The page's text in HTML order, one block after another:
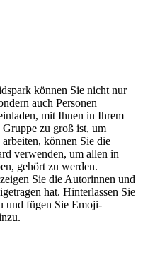
können Sie nicht nur
auch Personen
mit Ihnen in Ihrem
zu groß ist, um
können Sie die
verwenden, um allen in
gehört zu werden.
Sie die Autorinnen und
hat. Hinterlassen Sie
und fügen Sie Emoji-